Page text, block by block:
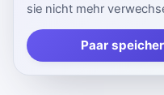
sie nicht mehr
Paar